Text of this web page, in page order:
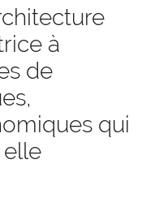
à
de
qui